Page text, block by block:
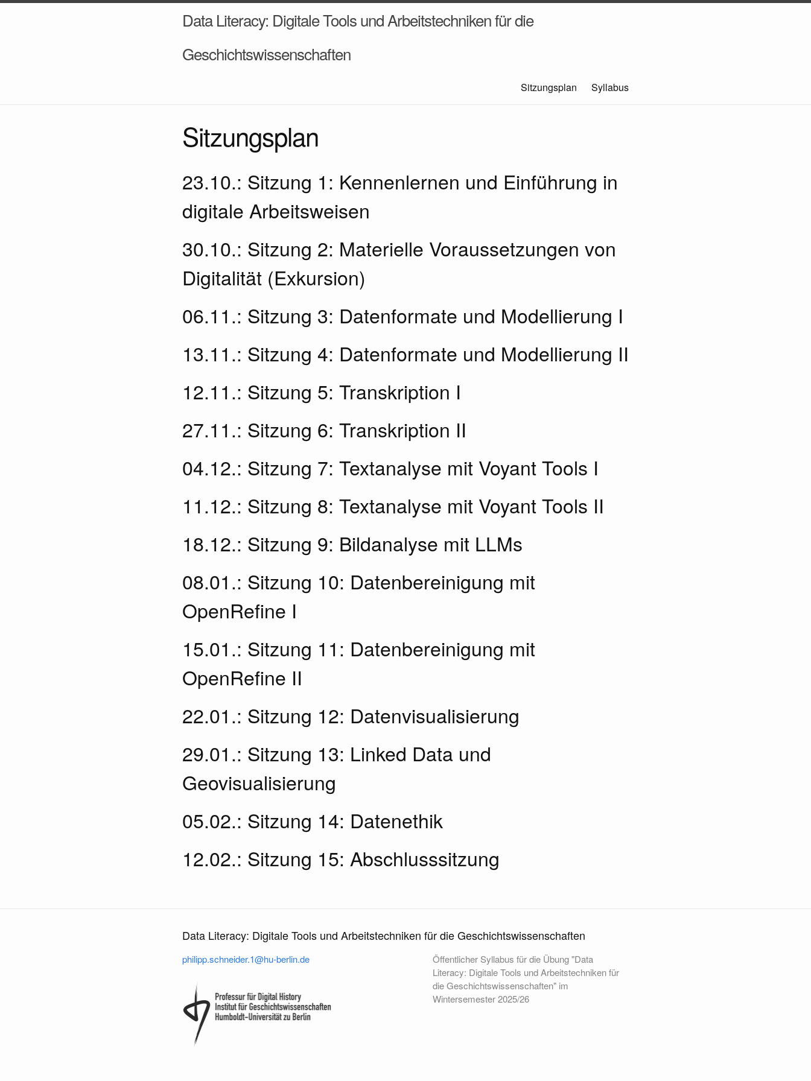
Data Literacy: Digitale Tools und Arbeitstechniken für die
Geschichtswissenschaften
Sitzungsplan Syllabus
Sitzungsplan
23.10.: Sitzung 1: Kennenlernen und Einführung in
digitale Arbeitsweisen
30.10.: Sitzung 2: Materielle Voraussetzungen von
Digitalität (Exkursion)
06.11.: Sitzung 3: Datenformate und Modellierung I
13.11.: Sitzung 4: Datenformate und Modellierung II
12.11.: Sitzung 5: Transkription I
27.11.: Sitzung 6: Transkription II
04.12.: Sitzung 7: Textanalyse mit Voyant Tools I
11.12.: Sitzung 8: Textanalyse mit Voyant Tools II
18.12.: Sitzung 9: Bildanalyse mit LLMs
08.01.: Sitzung 10: Datenbereinigung mit
OpenRefine I
15.01.: Sitzung 11: Datenbereinigung mit
OpenRefine II
22.01.: Sitzung 12: Datenvisualisierung
29.01.: Sitzung 13: Linked Data und
Geovisualisierung
05.02.: Sitzung 14: Datenethik
12.02.: Sitzung 15: Abschlusssitzung
Data Literacy: Digitale Tools und Arbeitstechniken für die Geschichtswissenschaften
philipp.schneider.1@hu-berlin.de
Öffentlicher Syllabus für die Übung "Data
Literacy: Digitale Tools und Arbeitstechniken für
die Geschichtswissenschaften" im
Wintersemester 2025/26